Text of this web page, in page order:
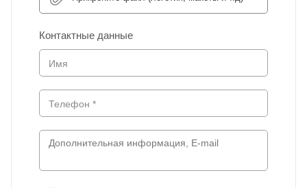
Контактные данные